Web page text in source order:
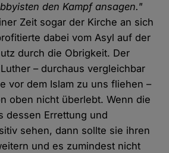
den Kampf ansagen."
Zeit sogar der Kirche an sich
dabei vom Asyl auf der
durch die Obrigkeit. Der
– durchaus vergleichbar
vor dem Islam zu uns fliehen –
oben nicht überlebt. Wenn die
dessen Errettung und
sehen, dann sollte sie ihren
und es zumindest nicht